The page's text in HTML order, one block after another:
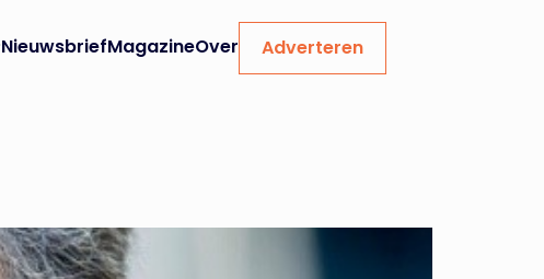
NieuwsbriefMagazineOver Adverteren